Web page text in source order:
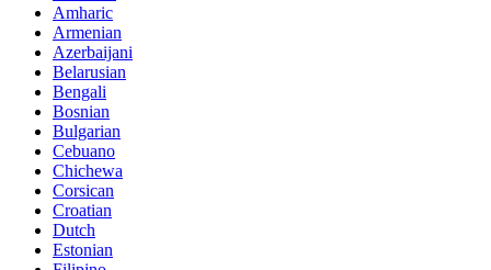
Amharic
Armenian
Azerbaijani
Belarusian
Bengali
Bosnian
Bulgarian
Cebuano
Chichewa
Corsican
Croatian
Dutch
Estonian